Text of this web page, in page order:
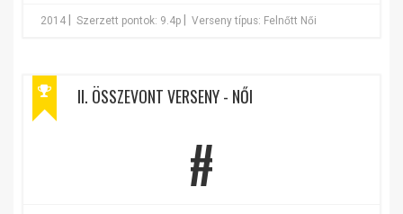
2014 Szerzett pontok: 9.4p Verseny típus: Felnőtt Női
II. ÖSSZEVONT VERSENY - NŐI
#